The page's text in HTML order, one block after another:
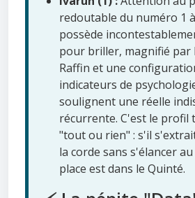
redoutable du numéro 1
possède
pour briller, magnifié par
Raffin et une
indicateurs de
soulignent une réelle
récurrente. C'est le profil
"tout ou rien" : s'il
la corde sans s'élancer
place est dans le Quinté.